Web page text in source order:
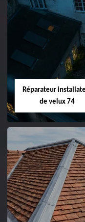
Réparateur
de velux 74